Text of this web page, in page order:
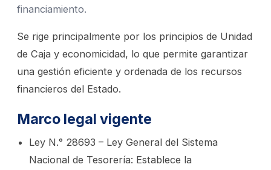
financiamiento.
Se rige principalmente por los principios de Unidad
de Caja y economicidad, lo que permite garantizar
una gestión eficiente y ordenada de los recursos
financieros del Estado.
Marco legal vigente
Ley N.° 28693 – Ley General del Sistema
Nacional de Tesorería: Establece la